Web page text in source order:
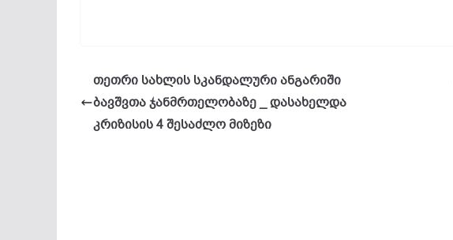
თეთრი სახლის სკანდალური ანგარიში
ბავშვთა ჯანმრთელობაზე _ დასახელდა
კრიზისის 4 შესაძლო მიზეზი